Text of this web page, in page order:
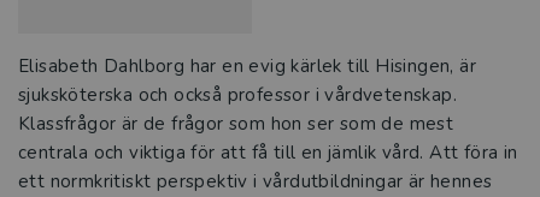
Elisabeth Dahlborg har en evig kärlek till Hisingen, är
sjuksköterska och också professor i vårdvetenskap.
Klassfrågor är de frågor som hon ser som de mest
centrala och viktiga för att få till en jämlik vård. Att föra in
ett normkritiskt perspektiv i vårdutbildningar är hennes